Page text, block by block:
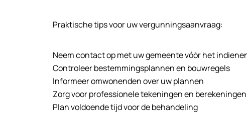
Praktische tips voor uw vergunningsaanvraag:
Neem contact op met uw gemeente vóór het
Controleer bestemmingsplannen en bouwregels
Informeer omwonenden over uw plannen
Zorg voor professionele tekeningen en berekeningen
Plan voldoende tijd voor de behandeling